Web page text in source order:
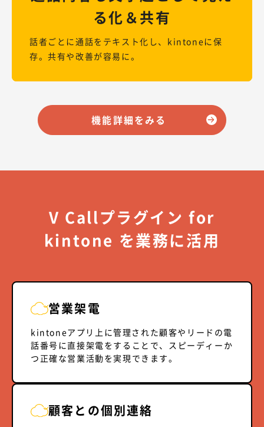
る化＆共有
話者ごとに通話をテキスト化し、kintoneに保
存。共有や改善が容易に。
機能詳細をみる
V Callプラグイン for
kintone を業務に活用
営業架電
kintoneアプリ上に管理された顧客やリードの電
話番号に直接架電をすることで、スピーディーか
つ正確な営業活動を実現できます。
顧客との個別連絡